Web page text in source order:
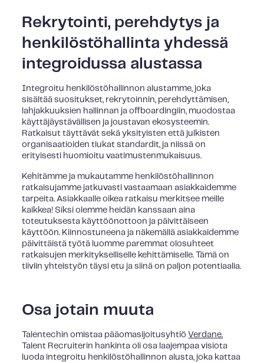
Rekrytointi, perehdytys ja
henkilöstöhallinta yhdessä
integroidussa alustassa
Integroitu henkilöstöhallinnon alustamme, joka
sisältää suositukset, rekrytoinnin, perehdyttämisen,
lahjakkuuksien hallinnan ja offboardingiin, muodostaa
käyttäjäystävällisen ja joustavan ekosysteemin.
Ratkaisut täyttävät sekä yksityisten että julkisten
organisaatioiden tiukat standardit, ja niissä on
erityisesti huomioitu vaatimustenmukaisuus.
Kehitämme ja mukautamme henkilöstöhallinnon
ratkaisujamme jatkuvasti vastaamaan asiakkaidemme
tarpeita. Asiakkaalle oikea ratkaisu merkitsee meille
kaikkea! Siksi olemme heidän kanssaan aina
toteutuksesta käyttöönottoon ja päivittäiseen
käyttöön. Kiinnostuneena ja näkemällä asiakkaidemme
päivittäistä työtä luomme paremmat olosuhteet
ratkaisujen merkitykselliselle kehittämiselle. Tämä on
tiiviin yhteistyön täysi etu ja siinä on paljon potentiaalia.
Osa jotain muuta
Talentechin omistaa pääomasijoitusyhtiö Verdane.
Talent Recruiterin hankinta oli osa laajempaa visiota
luoda integroitu henkilöstöhallinnon alusta, joka kattaa